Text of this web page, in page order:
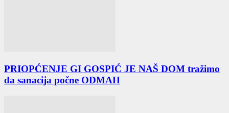
PRIOPĆENJE GI GOSPIĆ JE NAŠ DOM tražimo
da sanacija počne ODMAH